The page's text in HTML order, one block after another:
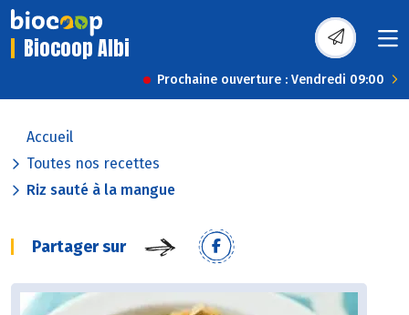
Biocoop Albi
Prochaine ouverture : Vendredi 09:00
Accueil
Toutes nos recettes
Riz sauté à la mangue
Partager sur